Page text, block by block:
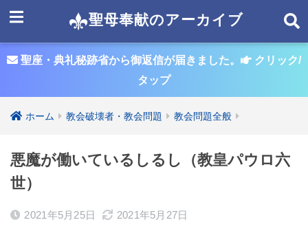
聖母奉献のアーカイブ
聖座・典礼秘跡省から御返信が届きました。
クリック/
タップ
ホーム 教会破壊者・教会問題 教会問題全般
悪魔が働いているしるし（教皇パウロ六
世）
2021年5月25日 2021年5月27日